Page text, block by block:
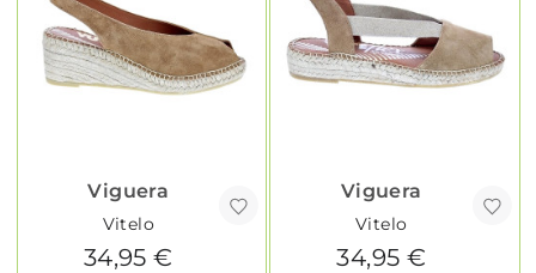
Viguera
Vitelo
34,95 €
Viguera
Vitelo
34,95 €